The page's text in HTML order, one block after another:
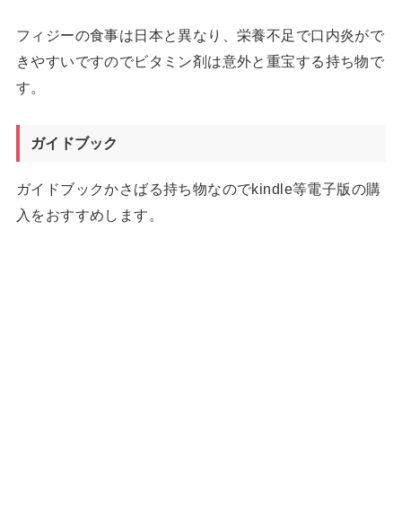
フィジーの食事は日本と異なり、栄養不足で口内炎がで
きやすいですのでビタミン剤は意外と重宝する持ち物で
す。
ガイドブック
ガイドブックかさばる持ち物なのでkindle等電子版の購
入をおすすめします。